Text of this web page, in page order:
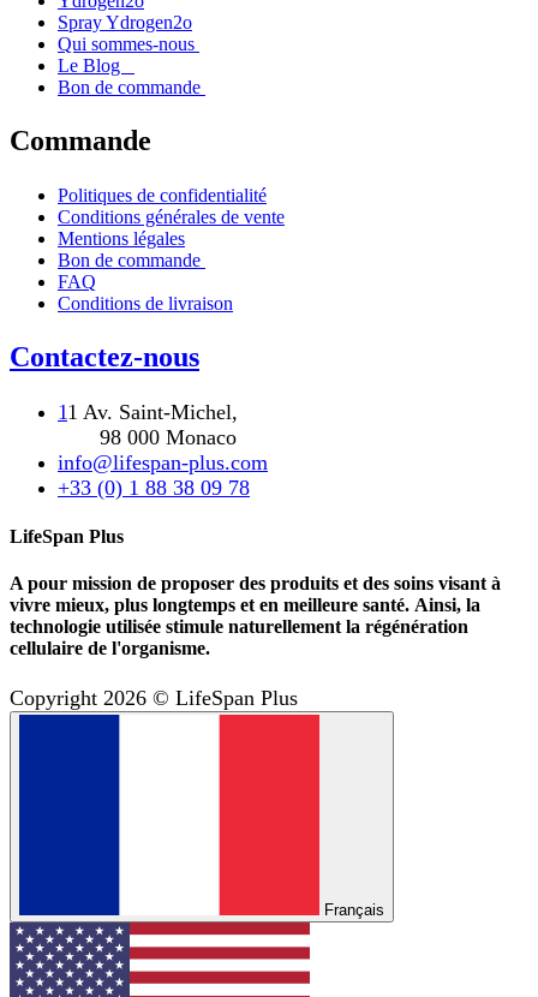
Spray Ydrogen2o
Qui sommes-nous
Le Blog
Bon de commande
Commande
Politiques de confidentialité
Conditions générales de vente
Mentions légales
Bon de commande
FAQ
Conditions de livraison
Contactez-nous
11 Av. Saint-Michel,
98 000 Monaco
info@lifespan-plus.com
+33 (0) 1 88 38 09 78
LifeSpan Plus
A pour mission de proposer des produits et des soins visant à
vivre mieux, plus longtemps et en meilleure santé. Ainsi, la
technologie utilisée stimule naturellement la régénération
cellulaire de l'organisme.
Copyright 2026 © LifeSpan Plus
Français